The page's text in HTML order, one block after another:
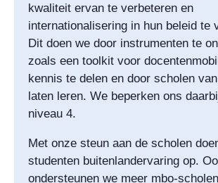
kwaliteit ervan te verbeteren en
internationalisering in hun beleid te
Dit doen we door instrumenten te
zoals een toolkit voor
kennis te delen en door scholen
laten leren. We beperken ons
niveau 4.
Met onze steun aan de scholen
studenten buitenlandervaring op.
ondersteunen we meer mbo-